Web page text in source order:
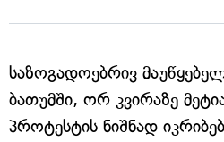
საზოგადოებრივ
ბათუმში, ორ კვირაზე
პროტესტის ნიშნად